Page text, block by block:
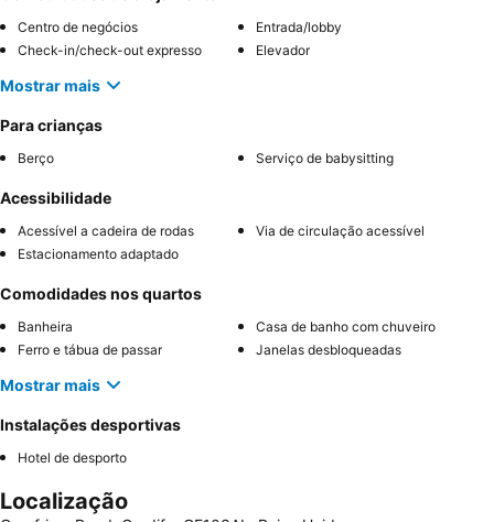
Centro de negócios
Entrada/lobby
Check-in/check-out expresso
Elevador
Mostrar mais
Para crianças
Berço Serviço de babysitting
Acessibilidade
Acessível a cadeira de rodas
Via de circulação acessível
Estacionamento adaptado
Comodidades nos quartos
Banheira
Casa de banho com chuveiro
Ferro e tábua de passar
Janelas desbloqueadas
Mostrar mais
Instalações desportivas
Hotel de desporto
Localização